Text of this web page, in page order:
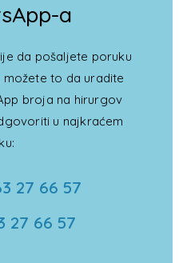
a
da pošaljete poruku
to da uradite
broja na hirurgov
u najkraćem
27 66 57
27 66 57